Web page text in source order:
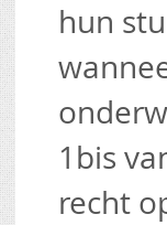
hun
1bis
recht